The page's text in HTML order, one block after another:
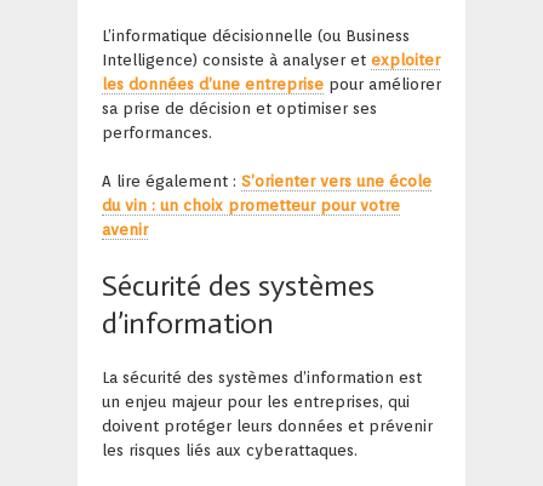
L’informatique décisionnelle (ou Business
Intelligence) consiste à analyser et exploiter
les données d’une entreprise pour améliorer
sa prise de décision et optimiser ses
performances.
A lire également : S’orienter vers une école
du vin : un choix prometteur pour votre
avenir
Sécurité des systèmes
d’information
La sécurité des systèmes d’information est
un enjeu majeur pour les entreprises, qui
doivent protéger leurs données et prévenir
les risques liés aux cyberattaques.